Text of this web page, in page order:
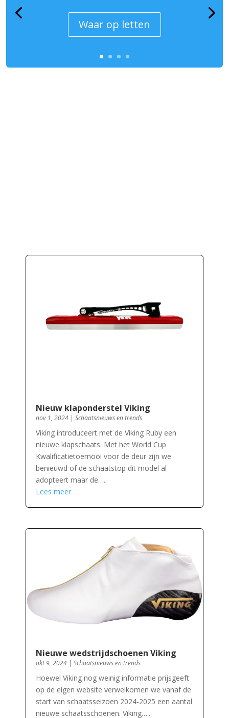
Waar op letten
Nieuw klaponderstel Viking
nov 1, 2024| Schaatsnieuws en trends
Viking introduceert met de Viking Ruby een
nieuwe klapschaats. Met het World Cup
Kwalificatietoernooi voor de deur zijn we
benieuwd of de schaatstop dit model al
adopteert maar de…..
Lees meer
Nieuwe wedstrijdschoenen Viking
okt 9, 2024| Schaatsnieuws en trends
Hoewel Viking nog weinig informatie prijsgeeft
op de eigen website verwelkomen we vanaf de
start van schaatsseizoen 2024-2025 een aantal
nieuwe schaatsschoenen. Viking…..